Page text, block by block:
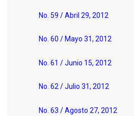
No. 59 / Abril 29, 2012
No. 60 / Mayo 31, 2012
No. 61 / Junio 15, 2012
No. 62 / Julio 31, 2012
No. 63 / Agosto 27, 2012